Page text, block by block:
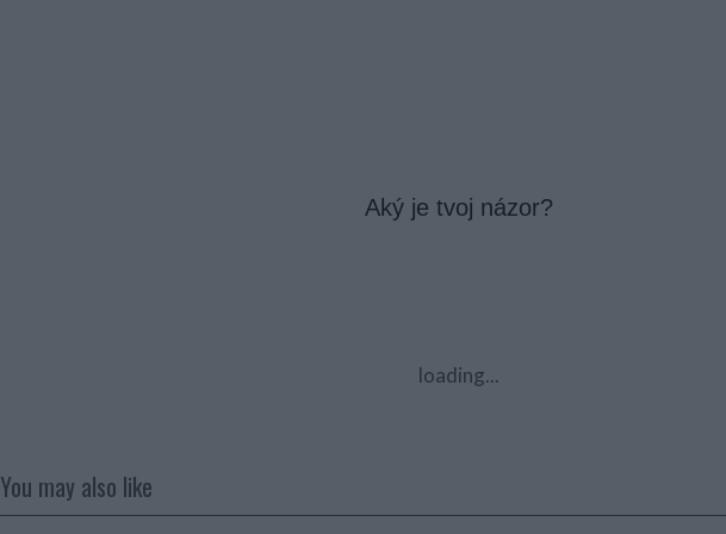
Aký je tvoj názor?
loading...
You may also like